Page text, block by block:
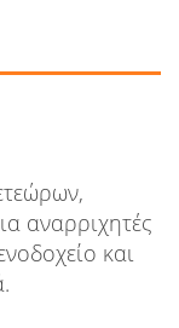
αναρριχητές
και